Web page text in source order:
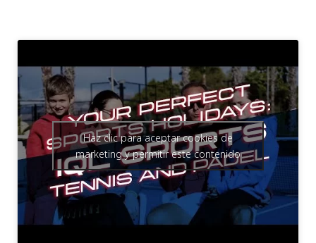
Haz clic para aceptar cookies de
marketing y permitir este contenido